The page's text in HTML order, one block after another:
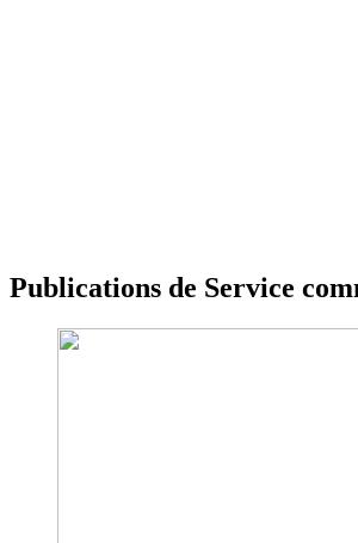
Publications de Service